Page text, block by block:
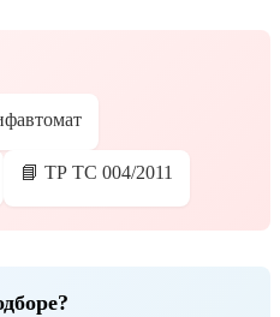
📘 ТР ТС 004/2011